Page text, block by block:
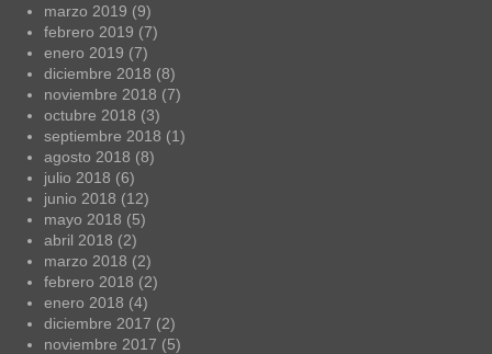
marzo 2019 (9)
febrero 2019 (7)
enero 2019 (7)
diciembre 2018 (8)
noviembre 2018 (7)
octubre 2018 (3)
septiembre 2018 (1)
agosto 2018 (8)
julio 2018 (6)
junio 2018 (12)
mayo 2018 (5)
abril 2018 (2)
marzo 2018 (2)
febrero 2018 (2)
enero 2018 (4)
diciembre 2017 (2)
noviembre 2017 (5)